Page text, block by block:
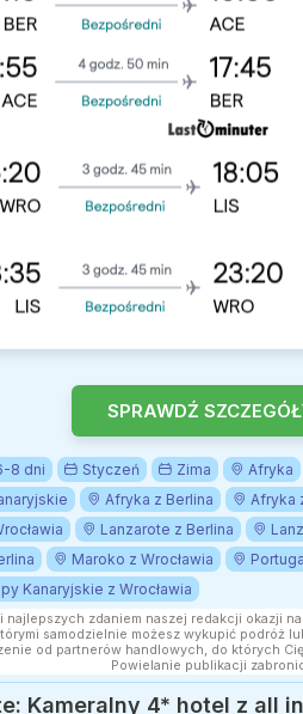
SPRAWDŹ
8 dni Styczeń Zima Afryka
Afryka z Berlina Afryka
Lanzarote z Berlina
Maroko z Wrocławia
Kanaryjskie z Wrocławia
najlepszych zdaniem naszej redakcji okazji
samodzielnie możesz wykupić podróż
od partnerów handlowych, do których
Powielanie publikacji
Kameralny 4* hotel z all